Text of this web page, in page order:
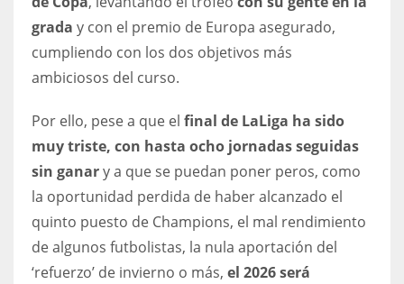
grada y con el premio de Europa asegurado,
cumpliendo con los dos objetivos más
ambiciosos del curso.
Por ello, pese a que el final de LaLiga ha sido
muy triste, con hasta ocho jornadas seguidas
sin ganary a que se puedan poner peros, como
la oportunidad perdida de haber alcanzado el
quinto puesto de Champions, el mal rendimiento
de algunos futbolistas, la nula aportación del
‘refuerzo’ de invierno o más, el 2026 será